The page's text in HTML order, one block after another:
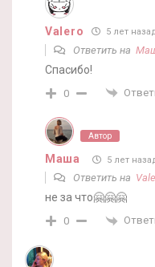
Valero 5 лет
Ответить на
Спасибо!
0
Автор
Маша 5 лет
Ответить на
не за что🤗🤗🤗
0